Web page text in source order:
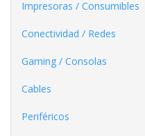
Impresoras / Consumibles
Conectividad / Redes
Gaming / Consolas
Cables
Periféricos